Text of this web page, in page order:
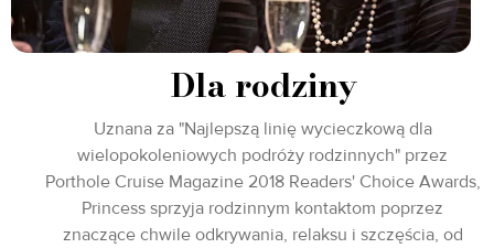
Dla rodziny
Uznana za "Najlepszą linię wycieczkową dla
wielopokoleniowych podróży rodzinnych" przez
Porthole Cruise Magazine 2018 Readers' Choice Awards,
Princess sprzyja rodzinnym kontaktom poprzez
znaczące chwile odkrywania, relaksu i szczęścia, od